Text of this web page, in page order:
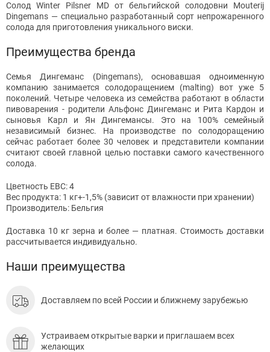
Солод Winter Pilsner MD от бельгийской солодовни Mouterij
Dingemans — специально разработанный сорт непрожаренного
солода для приготовления уникального виски.
Преимущества бренда
Семья Дингеманс (Dingemans), основавшая одноименную
компанию занимается солодоращением (malting) вот уже 5
поколений. Четыре человека из семейства работают в области
пивоварения - родители Альфонс Дингеманс и Рита Кардон и
сыновья Карл и Ян Дингемансы. Это на 100% семейный
независимый бизнес. На производстве по солодоращению
сейчас работает более 30 человек и представители компании
считают своей главной целью поставки самого качественного
солода.
Цветность EBC: 4
Вес продукта: 1 кг+-1,5% (зависит от влажности при хранении)
Производитель: Бельгия
Доставка 10 кг зерна и более — платная. Стоимость доставки
рассчитывается индивидуально.
Наши преимущества
Доставляем по всей России и ближнему зарубежью
Устраиваем открытые варки и приглашаем всех
желающих